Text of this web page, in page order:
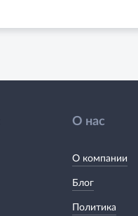
О нас
О компании
Блог
Политика